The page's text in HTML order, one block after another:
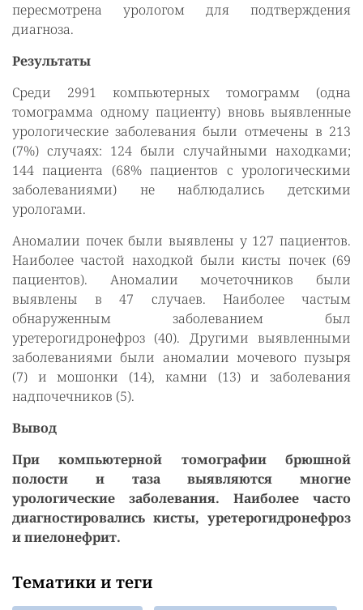
пересмотрена урологом для подтверждения
диагноза.
Результаты
Среди 2991 компьютерных томограмм (одна
томограмма одному пациенту) вновь выявленные
урологические заболевания были отмечены в 213
(7%) случаях: 124 были случайными находками;
144 пациента (68% пациентов с урологическими
заболеваниями) не наблюдались детскими
урологами.
Аномалии почек были выявлены у 127 пациентов.
Наиболее частой находкой были кисты почек (69
пациентов). Аномалии мочеточников были
выявлены в 47 случаев. Наиболее частым
обнаруженным заболеванием был
уретерогидронефроз (40). Другими выявленными
заболеваниями были аномалии мочевого пузыря
(7) и мошонки (14), камни (13) и заболевания
надпочечников (5).
Вывод
При компьютерной томографии брюшной
полости и таза выявляются многие
урологические заболевания. Наиболее часто
диагностировались кисты, уретерогидронефроз
и пиелонефрит.
Тематики и теги